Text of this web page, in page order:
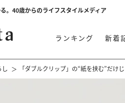
る。40歳からのライフスタイルメディア
ランキング 新着
し 「ダブルクリップ」の“紙を挟む”だけ